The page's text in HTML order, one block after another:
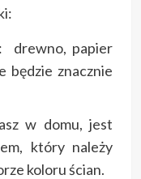
drewno, papier
będzie znacznie
w domu, jest
który należy
koloru ścian.